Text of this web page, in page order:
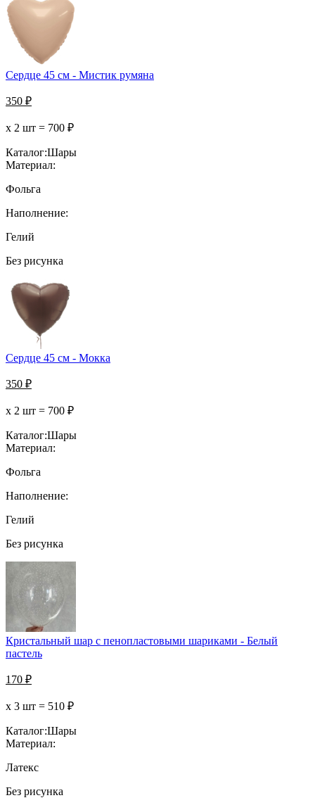
Сердце 45 см - Мистик румяна
350 ₽
х 2 шт = 700 ₽
Каталог:Шары
Материал:
Фольга
Наполнение:
Гелий
Без рисунка
Сердце 45 см - Мокка
350 ₽
х 2 шт = 700 ₽
Каталог:Шары
Материал:
Фольга
Наполнение:
Гелий
Без рисунка
Кристальный шар с пенопластовыми шариками - Белый
пастель
170 ₽
х 3 шт = 510 ₽
Каталог:Шары
Материал:
Латекс
Без рисунка